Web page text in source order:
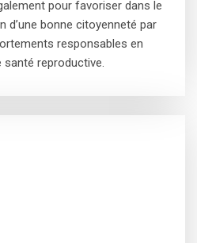
pour favoriser dans le
d’une bonne citoyenneté par
responsables en
reproductive.